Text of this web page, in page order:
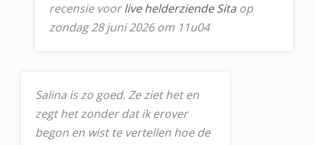
recensie voorlive helderziende Sita op
zondag 28 juni 2026 om 11u04
Salina is zo goed. Ze ziet het en
zegt het zonder dat ik erover
begon en wist te vertellen hoe de